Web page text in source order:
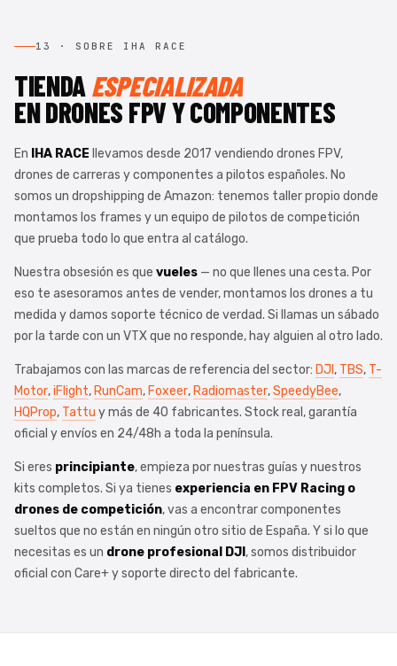
13 · SOBRE IHA RACE
TIENDA ESPECIALIZADA
EN DRONES FPV Y COMPONENTES
En IHA RACE llevamos desde 2017 vendiendo drones FPV,
drones de carreras y componentes a pilotos españoles. No
somos un dropshipping de Amazon: tenemos taller propio donde
montamos los frames y un equipo de pilotos de competición
que prueba todo lo que entra al catálogo.
Nuestra obsesión es que vueles — no que llenes una cesta. Por
eso te asesoramos antes de vender, montamos los drones a tu
medida y damos soporte técnico de verdad. Si llamas un sábado
por la tarde con un VTX que no responde, hay alguien al otro lado.
Trabajamos con las marcas de referencia del sector: DJI , TBS, T-
Motor,iFlight, RunCam, Foxeer, Radiomaster,SpeedyBee,
HQProp, Tattu y más de 40 fabricantes. Stock real, garantía
oficial y envíos en 24/48h a toda la península.
Si eres principiante, empieza por nuestras guías y nuestros
kits completos. Si ya tienes experiencia en FPV Racing o
drones de competición, vas a encontrar componentes
sueltos que no están en ningún otro sitio de España. Y si lo que
necesitas es un drone profesional DJI , somos distribuidor
oficial con Care+ y soporte directo del fabricante.